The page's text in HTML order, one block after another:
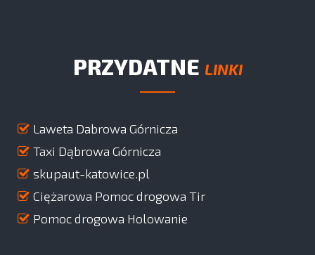
PRZYDATNE LINKI
Laweta Dabrowa Górnicza
Taxi Dąbrowa Górnicza
skupaut-katowice.pl
Ciężarowa Pomoc drogowa Tir
Pomoc drogowa Holowanie